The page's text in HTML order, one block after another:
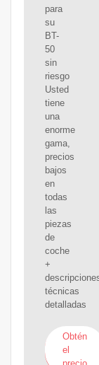
para
su
BT-
50
sin
riesgo
Usted
tiene
una
enorme
gama,
precios
bajos
en
todas
las
piezas
de
coche
+
técnicas
detalladas
Obtén
el